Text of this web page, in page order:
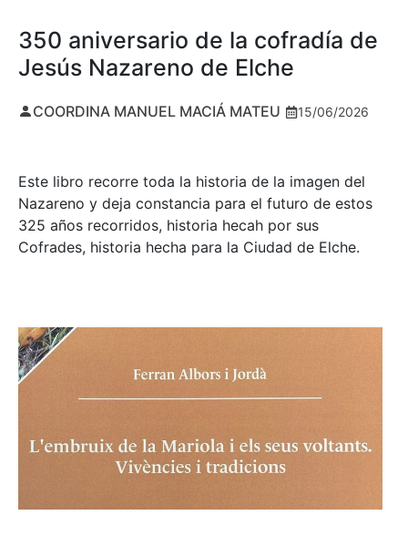
350 aniversario de la cofradía de
Jesús Nazareno de Elche
COORDINA MANUEL MACIÁ MATEU 15/06/2026
Este libro recorre toda la historia de la imagen del
Nazareno y deja constancia para el futuro de estos
325 años recorridos, historia hecah por sus
Cofrades, historia hecha para la Ciudad de Elche.